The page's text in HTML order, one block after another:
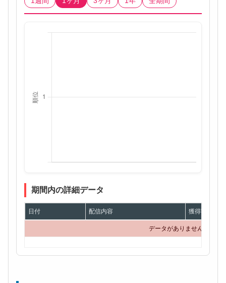
期間内の詳細データ
日付 配信内容 獲得額
データがありません